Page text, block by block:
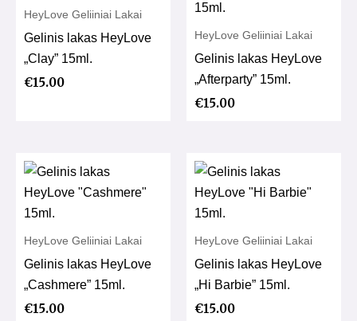
HeyLove Geliiniai Lakai
Gelinis lakas HeyLove
„Clay” 15ml.
€15.00
HeyLove Geliiniai Lakai
Gelinis lakas HeyLove
„Afterparty” 15ml.
€15.00
HeyLove Geliiniai Lakai
Gelinis lakas HeyLove
„Cashmere” 15ml.
€15.00
HeyLove Geliiniai Lakai
Gelinis lakas HeyLove
„Hi Barbie” 15ml.
€15.00